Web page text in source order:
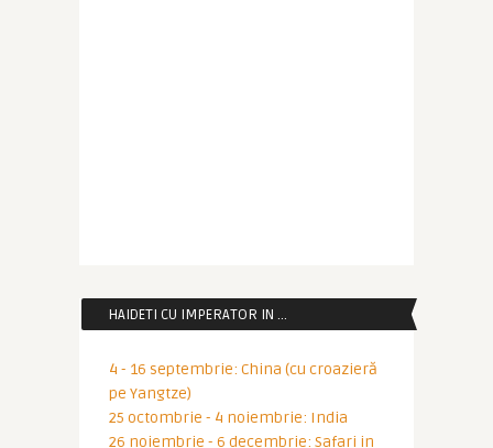
HAIDETI CU IMPERATOR IN …
4 - 16 septembrie: China (cu croazieră
pe Yangtze)
25 octombrie - 4 noiembrie: India
26 noiembrie - 6 decembrie: Safari in